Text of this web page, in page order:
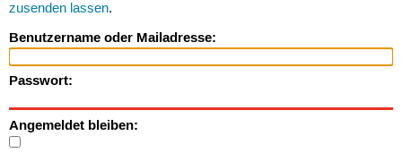
zusenden lassen.
Benutzername oder Mailadresse:
Passwort:
Angemeldet bleiben: